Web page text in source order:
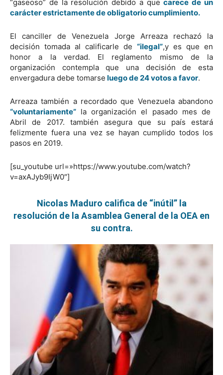
“gaseoso” de la resolución debido a quecarece de un
carácter estrictamente de obligatorio cumplimiento.
El canciller de Venezuela Jorge Arreaza rechazó la
decisión tomada al calificarle de “ilegal”,y es que en
honor a la verdad. El reglamento mismo de la
organización contempla que una decisión de esta
envergadura debe tomarse luego de 24 votos a favor.
Arreaza también a recordado que Venezuela abandono
“voluntariamente” la organización el pasado mes de
Abril de 2017. también asegura que su país estará
felizmente fuera una vez se hayan cumplido todos los
pasos en 2019.
[su_youtube url=»https://www.youtube.com/watch?
v=axAJyb9IjW0″]
Nicolas Maduro califica de “inútil ” la
resolución de la Asamblea General de la OEA en
su contra.